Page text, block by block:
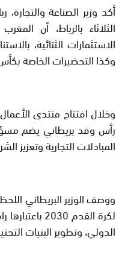
أكد وزير الصناعة
الثلاثاء بالرباط، أن
الاستثمارات الثنائية،
وكذا التحضيرات الخاصة بكأس
وخلال افتتاح منتدى
رأس وفد بريطاني يضم
المبادلات التجارية وتعزيز
ووصف الوزير البريطاني
لكرة القدم
الدولي، وتطوير البنيات